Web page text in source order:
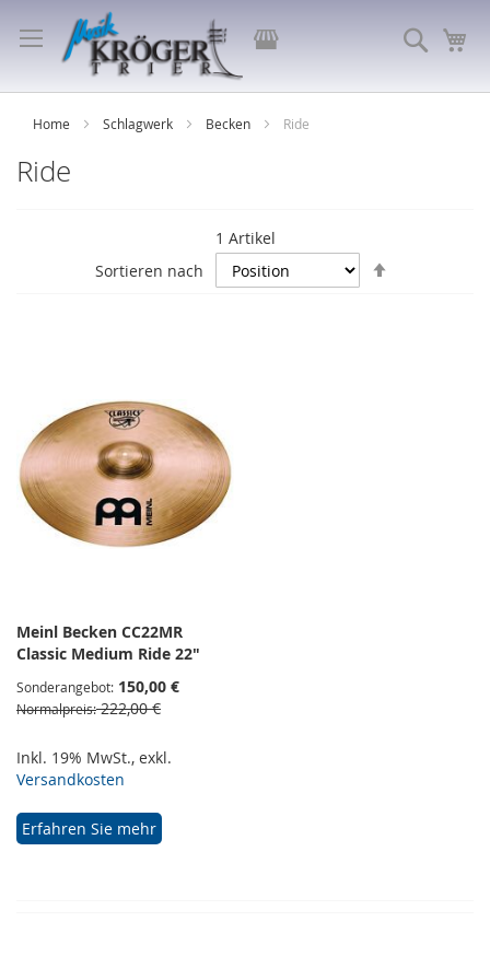
zum
Inhalt
Store
auswählen
Suche
Home Schlagwerk Becken Ride
Ride
1 Artikel
Sortieren nach
Meinl Becken CC22MR
Classic Medium Ride 22"
Sonderangebot 150,00 €
Normalpreis 222,00 €
Inkl. 19% MwSt., exkl.
Versandkosten
Erfahren Sie mehr